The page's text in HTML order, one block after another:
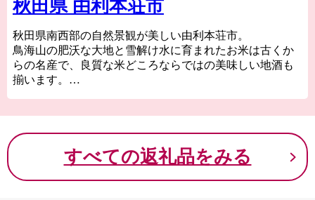
秋田県 由利本荘市
秋田県南西部の自然景観が美しい由利本荘市。
鳥海山の肥沃な大地と雪解け水に育まれたお米は古くか
らの名産で、良質な米どころならではの美味しい地酒も
揃います。
由利本荘市の魅力を、食を通じてぜひお楽しみくださ
すべての返礼品をみる